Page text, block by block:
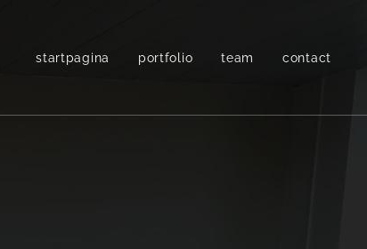
startpagina portfolio team contact